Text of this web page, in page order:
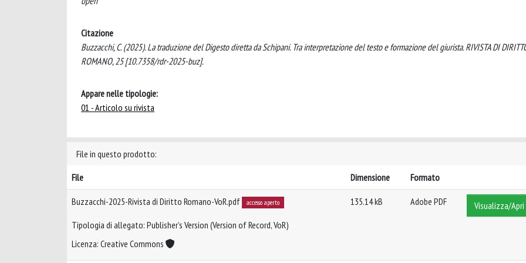
Citazione
Buzzacchi, C. (2025). La traduzione del Digesto diretta da Schipani. Tra interpretazione del testo e formazione del giurista. RIVISTA DI
ROMANO, 25 [10.7358/rdr-2025-buz].
Appare nelle tipologie:
01 - Articolo su rivista
File in questo prodotto:
File
Dimensione Formato
Buzzacchi-2025-Rivista di Diritto Romano-VoR.pdf accesso aperto
Tipologia di allegato: Publisher’s Version (Version of Record, VoR)
Licenza: Creative Commons
135.14 kB Adobe PDF Visualizza/Apri